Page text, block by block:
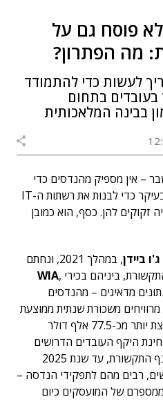
פוסח גם על
מה הפתרון?
לעשות כדי להתמודד
בתחום
בבינה המלאכותית
– אין מספיק מהנדסים כדי
לענות על הצרכים הנוכחיים, ובעיקר כדי לבנות את רשתות ה-IT
להן. כסף, הוא כמובן
ג'ו ביידן
, במהלך 2021, ונחתם
ביניהם בכירי ,
מדאיגים – מהנדסים
משכורת שנתית ממוצעת
של כ-102 אלף דולר, לעומת קצת יותר מכ-77.5 אלף דולר
היקף העובדים הדרושים
בתחום, לפי גורמים בכירים בענף התקשורת, עד שנת 2025
חדשים, רבים מהם לתפקידי הנדסה –
עובדים ממספרם של המועסקים כיום